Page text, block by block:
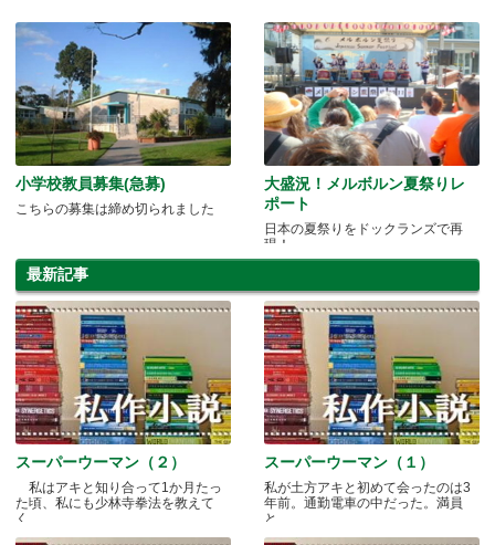
小学校教員募集(急募)
こちらの募集は締め切られました
大盛況！メルボルン夏祭りレ
ポート
日本の夏祭りをドックランズで再
現！
最新記事
スーパーウーマン（２）
私はアキと知り合って1か月たっ
た頃、私にも少林寺拳法を教えて
く.....
スーパーウーマン（１）
私が土方アキと初めて会ったのは3
年前。通勤電車の中だった。満員
と.....